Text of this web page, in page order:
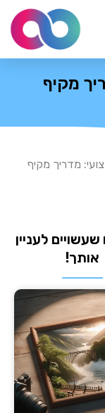
מקיף
מדריך מקיף
לעניין
אותך!